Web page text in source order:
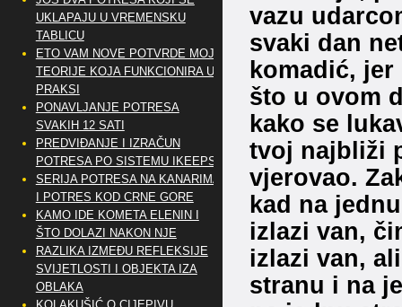
vazu
svaki dan
komadić, jer
što u ovom
kako se
tvoj najbliži
vjerovao.
kad na
izlazi van,
izlazi van,
stranu i na
UKLAPAJU U VREMENSKU
TABLICU
ETO VAM NOVE POTVRDE MOJE
TEORIJE KOJA FUNKCIONIRA U
PRAKSI
PONAVLJANJE POTRESA
SVAKIH 12 SATI
PREDVIĐANJE I IZRAČUN
POTRESA PO SISTEMU IKEEPS
SERIJA POTRESA NA KANARIMA
I POTRES KOD CRNE GORE
KAMO IDE KOMETA ELENIN I
ŠTO DOLAZI NAKON NJE
RAZLIKA IZMEĐU REFLEKSIJE
SVIJETLOSTI I OBJEKTA IZA
OBLAKA